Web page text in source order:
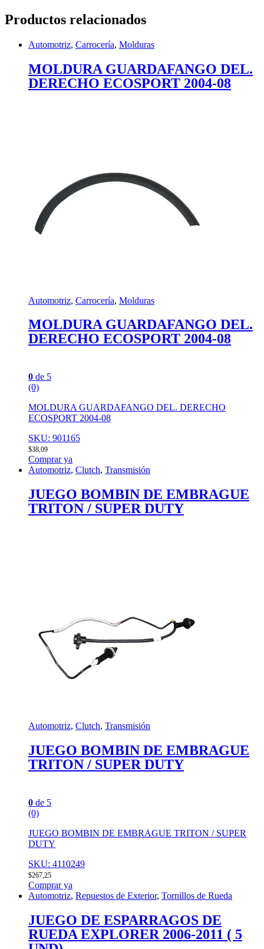
Productos relacionados
Automotriz, Carrocería, Molduras
MOLDURA GUARDAFANGO DEL.
DERECHO ECOSPORT 2004-08
Automotriz, Carrocería, Molduras
MOLDURA GUARDAFANGO DEL.
DERECHO ECOSPORT 2004-08
0 de 5
(0)
MOLDURA GUARDAFANGO DEL. DERECHO
ECOSPORT 2004-08
SKU: 901165
$38,09
Comprar ya
Automotriz, Clutch, Transmisión
JUEGO BOMBIN DE EMBRAGUE
TRITON / SUPER DUTY
Automotriz, Clutch, Transmisión
JUEGO BOMBIN DE EMBRAGUE
TRITON / SUPER DUTY
0 de 5
(0)
JUEGO BOMBIN DE EMBRAGUE TRITON / SUPER
DUTY
SKU: 4110249
$267,25
Comprar ya
Automotriz, Repuestos de Exterior, Tornillos de Rueda
JUEGO DE ESPARRAGOS DE
RUEDA EXPLORER 2006-2011 ( 5